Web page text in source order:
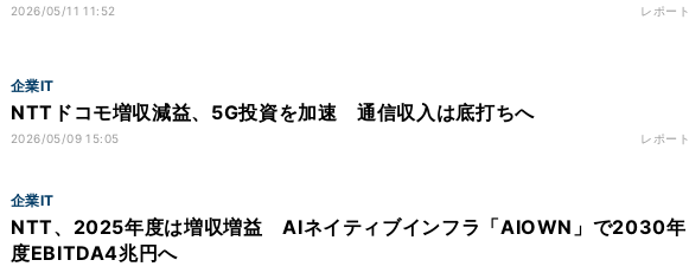
2026/05/11 11:52 レポート
企業IT
NTTドコモ増収減益、5G投資を加速 通信収入は底打ちへ
2026/05/09 15:05 レポート
企業IT
NTT、2025年度は増収増益 AIネイティブインフラ「AIOWN」で2030年
度EBITDA4兆円へ